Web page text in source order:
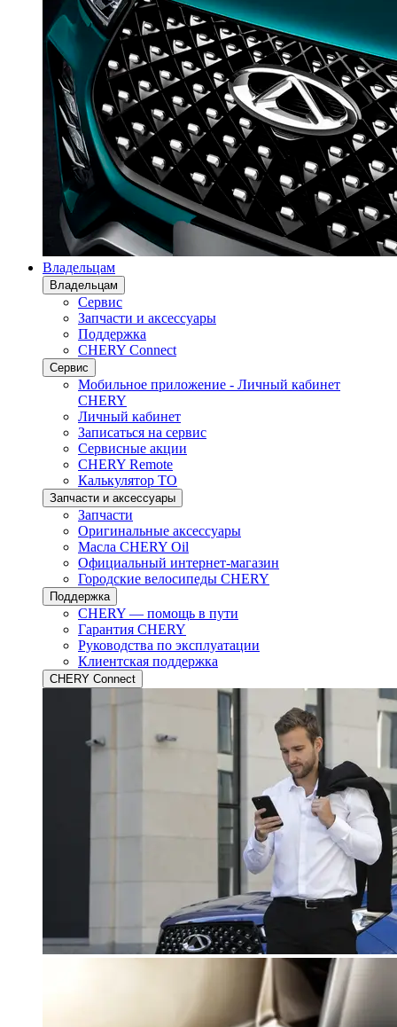
Владельцам
Владельцам
Сервис
Запчасти и аксессуары
Поддержка
CHERY Connect
Сервис
Мобильное приложение - Личный кабинет
CHERY
Личный кабинет
Записаться на сервис
Сервисные акции
CHERY Remote
Калькулятор ТО
Запчасти и аксессуары
Запчасти
Оригинальные аксессуары
Масла CHERY Oil
Официальный интернет-магазин
Городские велосипеды CHERY
Поддержка
CHERY — помощь в пути
Гарантия CHERY
Руководства по эксплуатации
Клиентская поддержка
CHERY Connect